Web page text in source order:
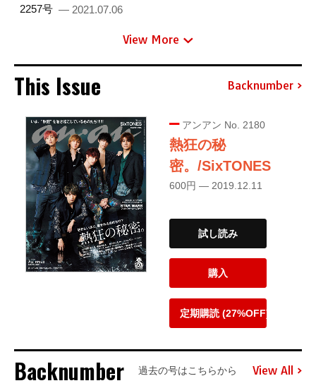
2257号 — 2021.07.06
View More
This Issue Backnumber
アンアン No. 2180
熱狂の秘
密。/SixTONES
600円 — 2019.12.11
試し読み
購入
定期購読 (27%OFF)
Backnumber 過去の号はこちらから View All